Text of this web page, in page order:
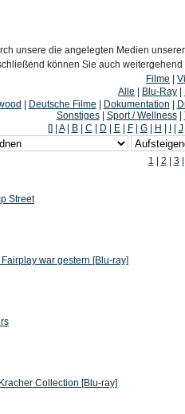
unsere die angelegten Medien
können Sie auch
Filme
Alle
Blu-Ray
Deutsche Filme Dokumentation
Sonstiges| Sport / Wellness|
[]
A| B| C D E| F| G| H J
1 2 3
Street
war gestern [Blu-ray]
Collection [Blu-ray]